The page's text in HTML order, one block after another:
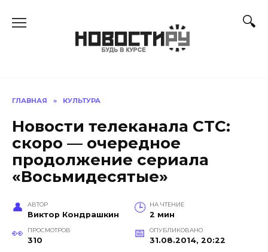
ГЛАВНАЯ » КУЛЬТУРА
Новости телеканала СТС:
скоро — очередное
продолжение сериала
«Восьмидесятые»
АВТОР
Виктор Кондрашкин
НА ЧТЕНИЕ
2 мин
ПРОСМОТРОВ
310
ОПУБЛИКОВАНО
31.08.2014, 20:22